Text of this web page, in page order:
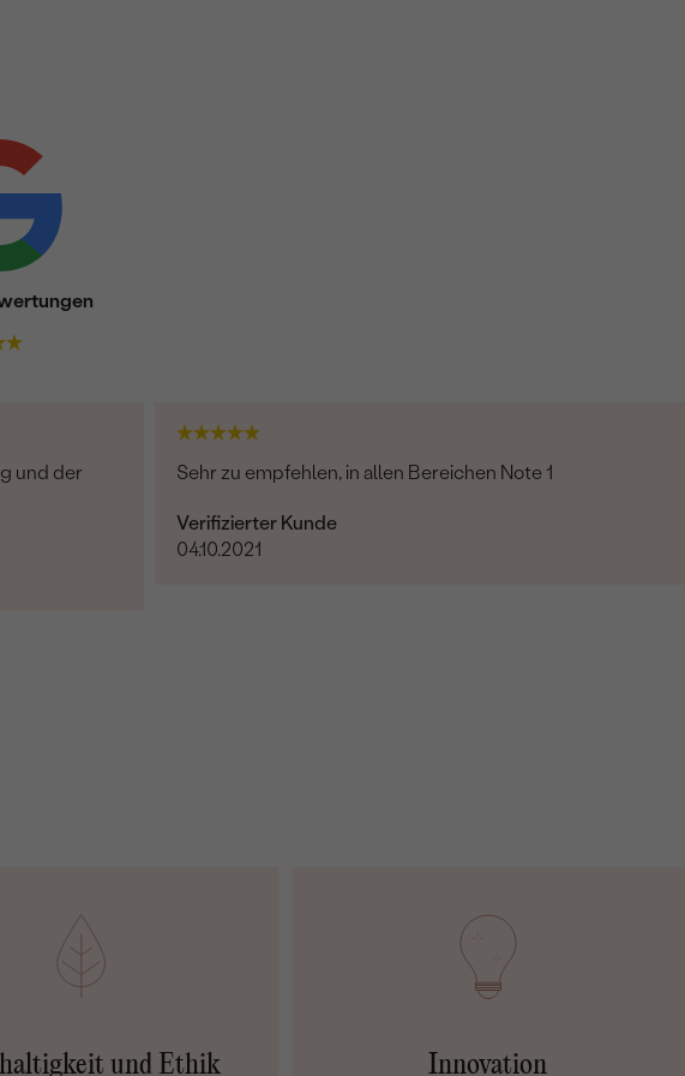
und der
Sehr zu empfehlen, in allen Bereichen Note 1
Verifizierter Kunde
04.10.2021
und Ethik Innovation